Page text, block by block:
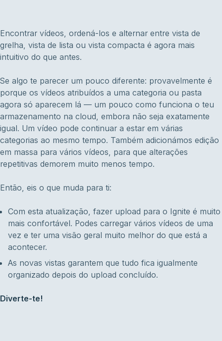
Encontrar vídeos, ordená-los e alternar entre vista de
grelha, vista de lista ou vista compacta é agora mais
intuitivo do que antes.
Se algo te parecer um pouco diferente: provavelmente é
porque os vídeos atribuídos a uma categoria ou pasta
agora só aparecem lá — um pouco como funciona o teu
armazenamento na cloud, embora não seja exatamente
igual. Um vídeo pode continuar a estar em várias
categorias ao mesmo tempo. Também adicionámos edição
em massa para vários vídeos, para que alterações
repetitivas demorem muito menos tempo.
Então, eis o que muda para ti:
Com esta atualização, fazer upload para o Ignite é muito
mais confortável. Podes carregar vários vídeos de uma
vez e ter uma visão geral muito melhor do que está a
acontecer.
As novas vistas garantem que tudo fica igualmente
organizado depois do upload concluído.
Diverte-te!